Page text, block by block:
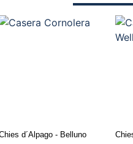
d´Alpago - Belluno